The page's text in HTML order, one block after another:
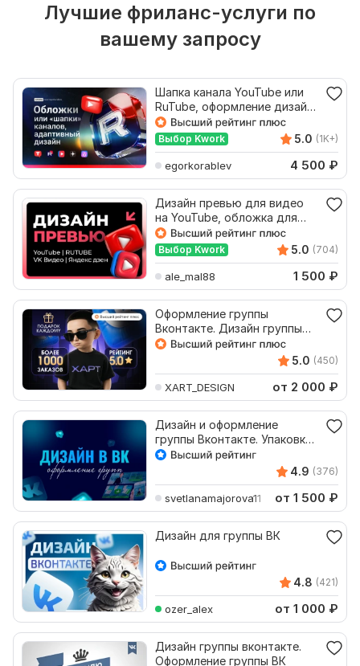
Лучшие фриланс-услуги по
вашему запросу
Шапка канала YouTube или
RuTube, оформление дизайн
обложки Ютуб Рутуб
Выбор Kwork 5.0 (1K+)
egorkorablev 4 500 ₽
Дизайн превью для видео
на YouTube, обложка для
канала Ютуб, аватарка
Выбор Kwork 5.0 (704)
ale_mal88 1 500 ₽
Оформление группы
Вконтакте. Дизайн группы
вк. Упаковка сообществ ВК
5.0 (450)
XART_DESIGN от 2 000 ₽
Дизайн и оформление
группы Вконтакте. Упаковка
под ключ Вк
4.9 (376)
svetlanamajorova11 от 1 500 ₽
Дизайн для группы ВК
4.8 (421)
ozer_alex от 1 000 ₽
Дизайн группы вконтакте.
Оформление группы ВК